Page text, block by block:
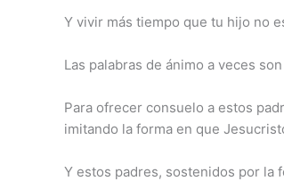
Y vivir más tiempo que tu hijo no
Las palabras de ánimo a veces
Para ofrecer consuelo a estos
imitando la forma en que
Y estos padres, sostenidos por la